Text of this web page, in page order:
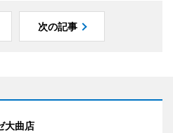
次の記事
大曲店